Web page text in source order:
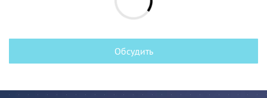
Обсудить